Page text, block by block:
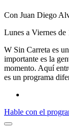
Con Juan Diego
Lunes a Viernes de
W Sin Carreta es
importante es la
momento. Aquí
es un programa
Hable con el